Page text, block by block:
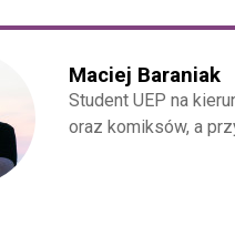
Maciej Baraniak
Student UEP na
oraz komiksów, a